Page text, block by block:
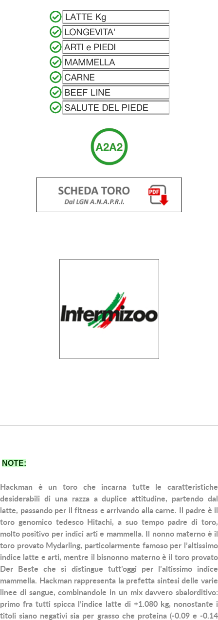
NOTE:
Hackman è un toro che incarna tutte le caratteristiche
desiderabili di una razza a duplice attitudine, partendo dal
latte, passando per il fitness e arrivando alla carne. Il padre è il
toro genomico tedesco Hitachi, a suo tempo padre di toro,
molto positivo per indici arti e mammella. Il nonno materno è il
toro provato Mydarling, particolarmente famoso per l’altissimo
indice latte e arti, mentre il bisnonno materno è il toro provato
Der Beste che si distingue tutt’oggi per l’altissimo indice
mammella. Hackman rappresenta la prefetta sintesi delle varie
linee di sangue, combinandole in un mix davvero sbalorditivo:
primo fra tutti spicca l’indice latte di +1.080 kg, nonostante i
titoli siano negativi sia per grasso che proteina (-0.09 e -0.14